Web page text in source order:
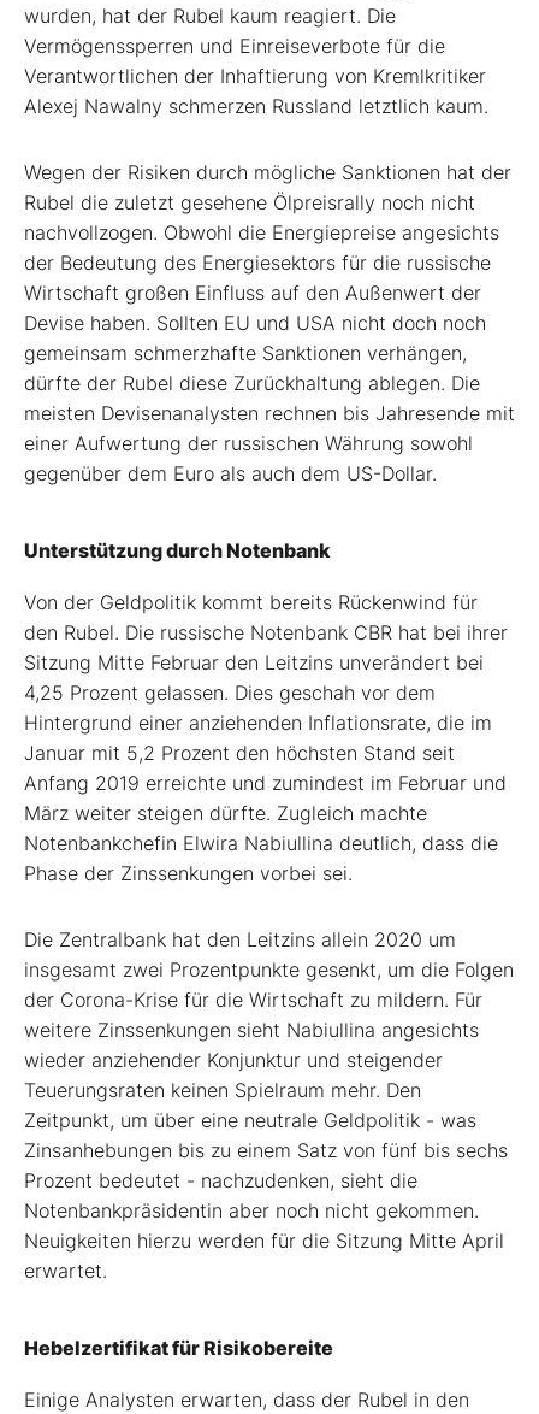
wurden, hat der Rubel kaum reagiert. Die
Vermögenssperren und Einreiseverbote für die
Verantwortlichen der Inhaftierung von Kremlkritiker
Alexej Nawalny schmerzen Russland letztlich kaum.
Wegen der Risiken durch mögliche Sanktionen hat der
Rubel die zuletzt gesehene Ölpreisrally noch nicht
nachvollzogen. Obwohl die Energiepreise angesichts
der Bedeutung des Energiesektors für die russische
Wirtschaft großen Einfluss auf den Außenwert der
Devise haben. Sollten EU und USA nicht doch noch
gemeinsam schmerzhafte Sanktionen verhängen,
dürfte der Rubel diese Zurückhaltung ablegen. Die
meisten Devisenanalysten rechnen bis Jahresende mit
einer Aufwertung der russischen Währung sowohl
gegenüber dem Euro als auch dem US-Dollar.
Unterstützung durch Notenbank
Von der Geldpolitik kommt bereits Rückenwind für
den Rubel. Die russische Notenbank CBR hat bei ihrer
Sitzung Mitte Februar den Leitzins unverändert bei
4,25 Prozent gelassen. Dies geschah vor dem
Hintergrund einer anziehenden Inflationsrate, die im
Januar mit 5,2 Prozent den höchsten Stand seit
Anfang 2019 erreichte und zumindest im Februar und
März weiter steigen dürfte. Zugleich machte
Notenbankchefin Elwira Nabiullina deutlich, dass die
Phase der Zinssenkungen vorbei sei.
Die Zentralbank hat den Leitzins allein 2020 um
insgesamt zwei Prozentpunkte gesenkt, um die Folgen
der Corona-Krise für die Wirtschaft zu mildern. Für
weitere Zinssenkungen sieht Nabiullina angesichts
wieder anziehender Konjunktur und steigender
Teuerungsraten keinen Spielraum mehr. Den
Zeitpunkt, um über eine neutrale Geldpolitik - was
Zinsanhebungen bis zu einem Satz von fünf bis sechs
Prozent bedeutet - nachzudenken, sieht die
Notenbankpräsidentin aber noch nicht gekommen.
Neuigkeiten hierzu werden für die Sitzung Mitte April
erwartet.
Hebelzertifikat für Risikobereite
Einige Analysten erwarten, dass der Rubel in den